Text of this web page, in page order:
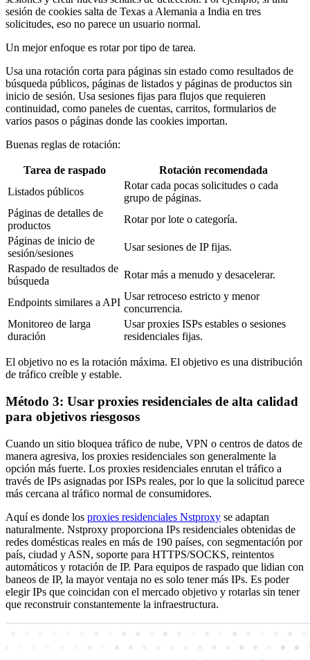
sesión de cookies salta de Texas a Alemania a India en tres
solicitudes, eso no parece un usuario normal.
Un mejor enfoque es rotar por tipo de tarea.
Usa una rotación corta para páginas sin estado como resultados de
búsqueda públicos, páginas de listados y páginas de productos sin
inicio de sesión. Usa sesiones fijas para flujos que requieren
continuidad, como paneles de cuentas, carritos, formularios de
varios pasos o páginas donde las cookies importan.
Buenas reglas de rotación:
Tarea de raspado
Rotación recomendada
Listados públicos
Rotar cada pocas solicitudes o cada
grupo de páginas.
Páginas de detalles de
productos
Rotar por lote o categoría.
Páginas de inicio de
sesión/sesiones
Usar sesiones de IP fijas.
Raspado de resultados de
búsqueda
Rotar más a menudo y desacelerar.
Endpoints similares a API
Usar retroceso estricto y menor
concurrencia.
Monitoreo de larga
duración
Usar proxies ISPs estables o sesiones
residenciales fijas.
El objetivo no es la rotación máxima. El objetivo es una distribución
de tráfico creíble y estable.
Método 3: Usar proxies residenciales de alta calidad
para objetivos riesgosos
Cuando un sitio bloquea tráfico de nube, VPN o centros de datos de
manera agresiva, los proxies residenciales son generalmente la
opción más fuerte. Los proxies residenciales enrutan el tráfico a
través de IPs asignadas por ISPs reales, por lo que la solicitud parece
más cercana al tráfico normal de consumidores.
Aquí es donde los proxies residenciales Nstproxy se adaptan
naturalmente. Nstproxy proporciona IPs residenciales obtenidas de
redes domésticas reales en más de 190 países, con segmentación por
país, ciudad y ASN, soporte para HTTPS/SOCKS, reintentos
automáticos y rotación de IP. Para equipos de raspado que lidian con
baneos de IP, la mayor ventaja no es solo tener más IPs. Es poder
elegir IPs que coincidan con el mercado objetivo y rotarlas sin tener
que reconstruir constantemente la infraestructura.